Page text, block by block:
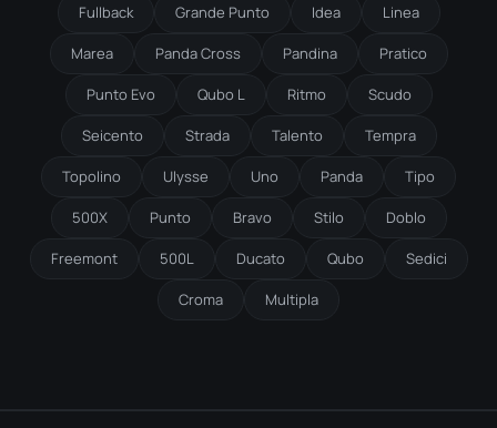
Fullback Grande Punto Idea Linea
Marea Panda Cross Pandina Pratico
Punto Evo Qubo L Ritmo Scudo
Seicento Strada Talento Tempra
Topolino Ulysse Uno Panda Tipo
500X Punto Bravo Stilo Doblo
Freemont 500L Ducato Qubo Sedici
Croma Multipla